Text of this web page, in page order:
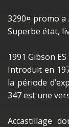
3290¤ promo a
Superbe état,
1991 Gibson ES
Introduit en
la période
347 est une
Accastillage